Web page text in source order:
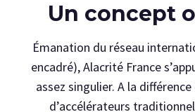
Un concept
Émanation du réseau
encadré), Alacrité France
assez singulier. A la
d’accélérateurs